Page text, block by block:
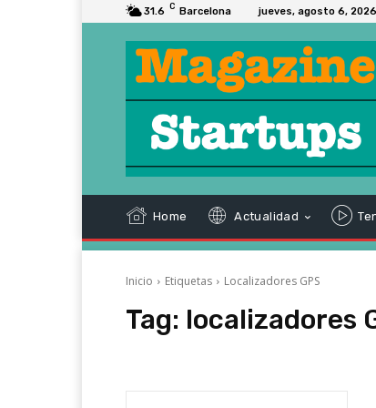
31.6 C Barcelona jueves, agosto 6, 2026
Home Actualidad
Inicio Etiquetas Localizadores GPS
Tag: localizadores